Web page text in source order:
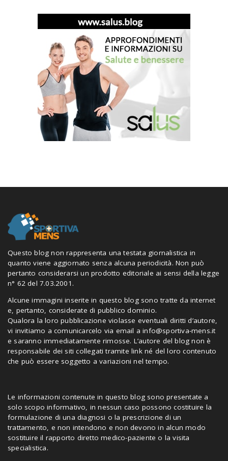
Questo blog non rappresenta una testata giornalistica in
quanto viene aggiornato senza alcuna periodicità. Non può
pertanto considerarsi un prodotto editoriale ai sensi della legge
n° 62 del 7.03.2001.
Alcune immagini inserite in questo blog sono tratte da internet
e, pertanto, considerate di pubblico dominio.
Qualora la loro pubblicazione violasse eventuali diritti d’autore,
vi invitiamo a comunicarcelo via email ainfo@sportiva-mens.it
e saranno immediatamente rimosse. L’autore del blog non è
responsabile dei siti collegati tramite link né del loro contenuto
che può essere soggetto a variazioni nel tempo.
Le informazioni contenute in questo blog sono presentate a
solo scopo informativo, in nessun caso possono costituire la
formulazione di una diagnosi o la prescrizione di un
trattamento, e non intendono e non devono in alcun modo
sostituire il rapporto diretto medico-paziente o la visita
specialistica.